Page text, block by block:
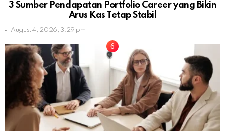
3 Sumber Pendapatan Portfolio Career yang Bikin
Arus Kas Tetap Stabil
August 4, 2026, 3:29 pm